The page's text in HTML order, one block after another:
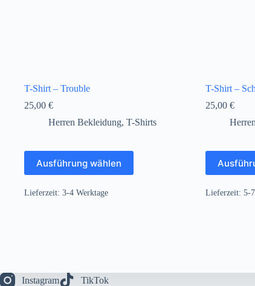
T-Shirt – Trouble
25,00 €
Herren Bekleidung, T-Shirts
Ausführung wählen
Dieses
Produkt
weist
mehrere
Varianten
Produktseite
Lieferzeit: 3-4 Werktage
T-Shirt –
25,00 €
Dieses
Produkt
weist
mehrere
Varianten
Produktseite
Lieferzeit: 5-
Instagram TikTok